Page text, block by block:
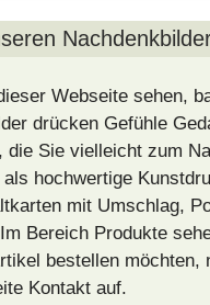
Webseite sehen,
drücken Gefühle
die Sie vielleicht zum
hochwertige
mit Umschlag,
Bereich Produkte
bestellen möchten,
Kontakt auf.